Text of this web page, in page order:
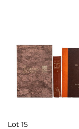
Lot 15